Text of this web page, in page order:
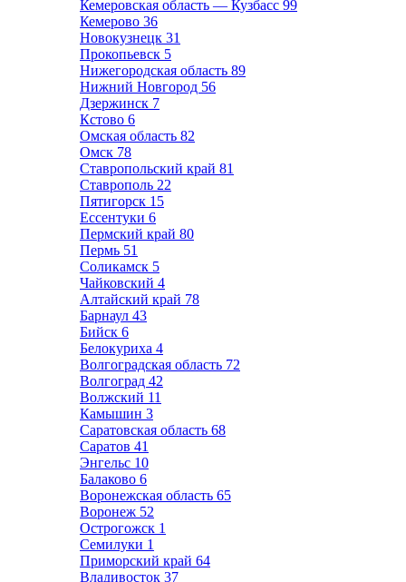
Кемеровская область — Кузбасс 99
Кемерово 36
Новокузнецк 31
Прокопьевск 5
Нижегородская область 89
Нижний Новгород 56
Дзержинск 7
Кстово 6
Омская область 82
Омск 78
Ставропольский край 81
Ставрополь 22
Пятигорск 15
Ессентуки 6
Пермский край 80
Пермь 51
Соликамск 5
Чайковский 4
Алтайский край 78
Барнаул 43
Бийск 6
Белокуриха 4
Волгоградская область 72
Волгоград 42
Волжский 11
Камышин 3
Саратовская область 68
Саратов 41
Энгельс 10
Балаково 6
Воронежская область 65
Воронеж 52
Острогожск 1
Семилуки 1
Приморский край 64
Владивосток 37